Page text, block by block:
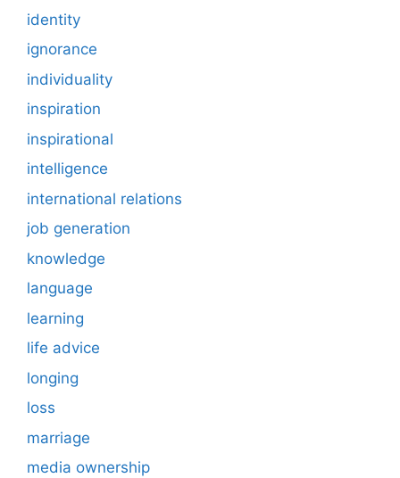
identity
ignorance
individuality
inspiration
inspirational
intelligence
international relations
job generation
knowledge
language
learning
life advice
longing
loss
marriage
media ownership